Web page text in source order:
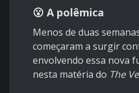
😮 A polêmica
Menos de duas
começaram a surgir
envolvendo essa nova
nesta matéria do The